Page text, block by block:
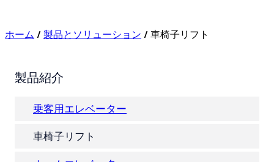
ホーム / 製品とソリューション / 車椅子リフト
製品紹介
乗客用エレベーター
車椅子リフト